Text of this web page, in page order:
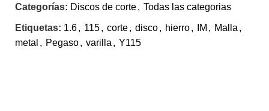
Categorías: Discos de corte, Todas las categorias
Etiquetas: 1.6, 115, corte, disco, hierro, IM , Malla ,
metal , Pegaso, varilla , Y115